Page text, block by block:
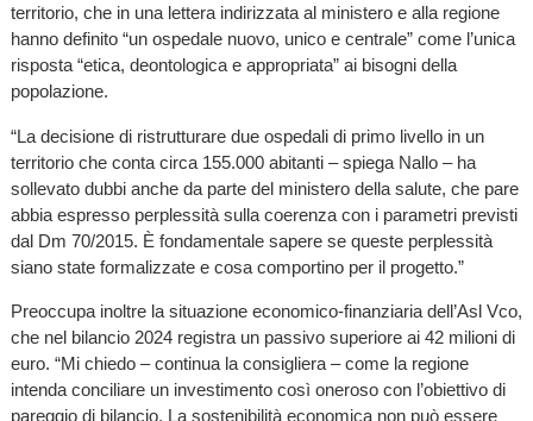
territorio, che in una lettera indirizzata al ministero e alla regione
hanno definito “un ospedale nuovo, unico e centrale” come l’unica
risposta “etica, deontologica e appropriata” ai bisogni della
popolazione.
“La decisione di ristrutturare due ospedali di primo livello in un
territorio che conta circa 155.000 abitanti – spiega Nallo – ha
sollevato dubbi anche da parte del ministero della salute, che pare
abbia espresso perplessità sulla coerenza con i parametri previsti
dal Dm 70/2015. È fondamentale sapere se queste perplessità
siano state formalizzate e cosa comportino per il progetto.”
Preoccupa inoltre la situazione economico-finanziaria dell’Asl Vco,
che nel bilancio 2024 registra un passivo superiore ai 42 milioni di
euro. “Mi chiedo – continua la consigliera – come la regione
intenda conciliare un investimento così oneroso con l’obiettivo di
pareggio di bilancio. La sostenibilità economica non può essere